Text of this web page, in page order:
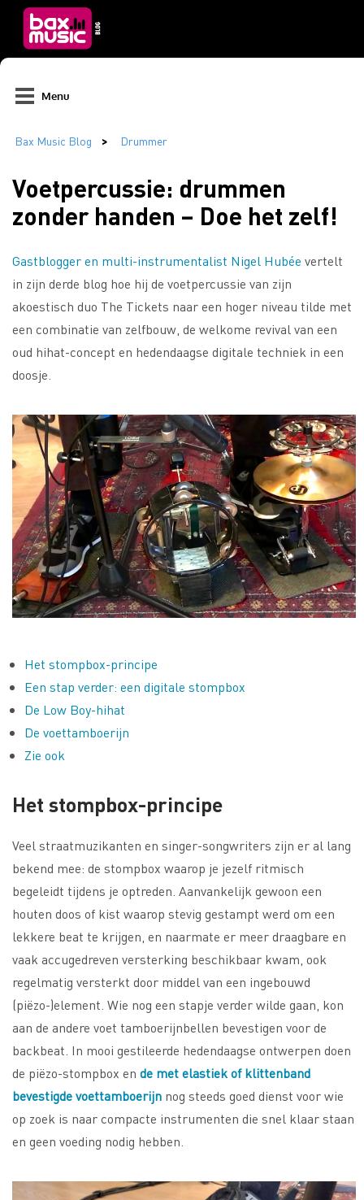
Menu
Voetpercussie: drummen
zonder handen – Doe het zelf!
Gastblogger en multi-instrumentalist Nigel Hubée vertelt
in zijn derde blog hoe hij de voetpercussie van zijn
akoestisch duo The Tickets naar een hoger niveau tilde met
een combinatie van zelfbouw, de welkome revival van een
oud hihat-concept en hedendaagse digitale techniek in een
doosje.
Het stompbox-principe
Een stap verder: een digitale stompbox
De Low Boy-hihat
De voettamboerijn
Zie ook
Het stompbox-principe
Veel straatmuzikanten en singer-songwriters zijn er al lang
bekend mee: de stompbox waarop je jezelf ritmisch
begeleidt tijdens je optreden. Aanvankelijk gewoon een
houten doos of kist waarop stevig gestampt werd om een
lekkere beat te krijgen, en naarmate er meer draagbare en
vaak accugedreven versterking beschikbaar kwam, ook
regelmatig versterkt door middel van een ingebouwd
(piëzo-)element. Wie nog een stapje verder wilde gaan, kon
aan de andere voet tamboerijnbellen bevestigen voor de
backbeat. In mooi gestileerde hedendaagse ontwerpen doen
de piëzo-stompbox en de met elastiek of klittenband
bevestigde voettamboerijn nog steeds goed dienst voor wie
op zoek is naar compacte instrumenten die snel klaar staan
en geen voeding nodig hebben.